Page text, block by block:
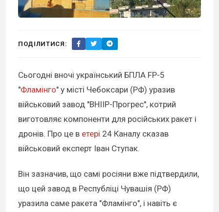
ПОДІЛИТИСЯ:
Сьогодні вночі український БПЛА FP-5
"Фламінго" у місті Чебоксари (РФ) уразив
військовий завод "ВНІІР-Прогрес", котрий
виготовляє компоненти для російських ракет і
дронів. Про це в етері 24 Каналу сказав
військовий експерт Іван Ступак.
Він зазначив, що самі росіяни вже підтвердили,
що цей завод в Республіці Чувашія (РФ)
уразила саме ракета "Фламінго", і навіть є